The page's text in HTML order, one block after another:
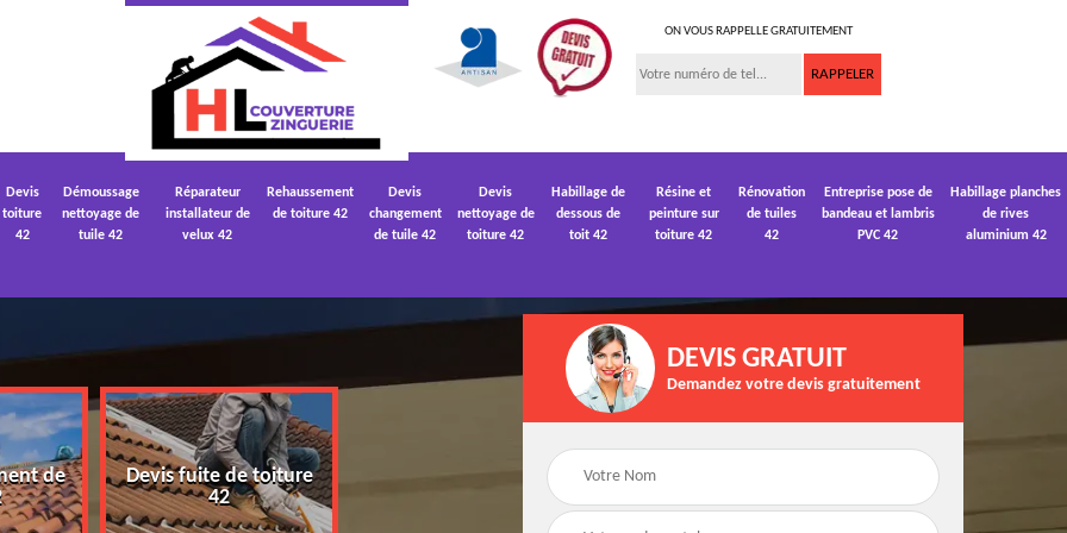
ON VOUS RAPPELLE GRATUITEMENT
Devis
toiture
42
Démoussage
nettoyage de
tuile 42
Réparateur
installateur de
velux 42
Rehaussement
de toiture 42
Devis
changement
de tuile 42
Devis
nettoyage de
toiture 42
Habillage de
dessous de
toit 42
Résine et
peinture sur
toiture 42
Rénovation
de tuiles
42
Entreprise pose de
bandeau et lambris
PVC 42
Habillage planches
de rives
aluminium 42
de
Devis fuite de toiture
42
Devis nettoyage de
Devis réparation de
toiture 42
DEVIS GRATUIT
Demandez votre devis gratuitement